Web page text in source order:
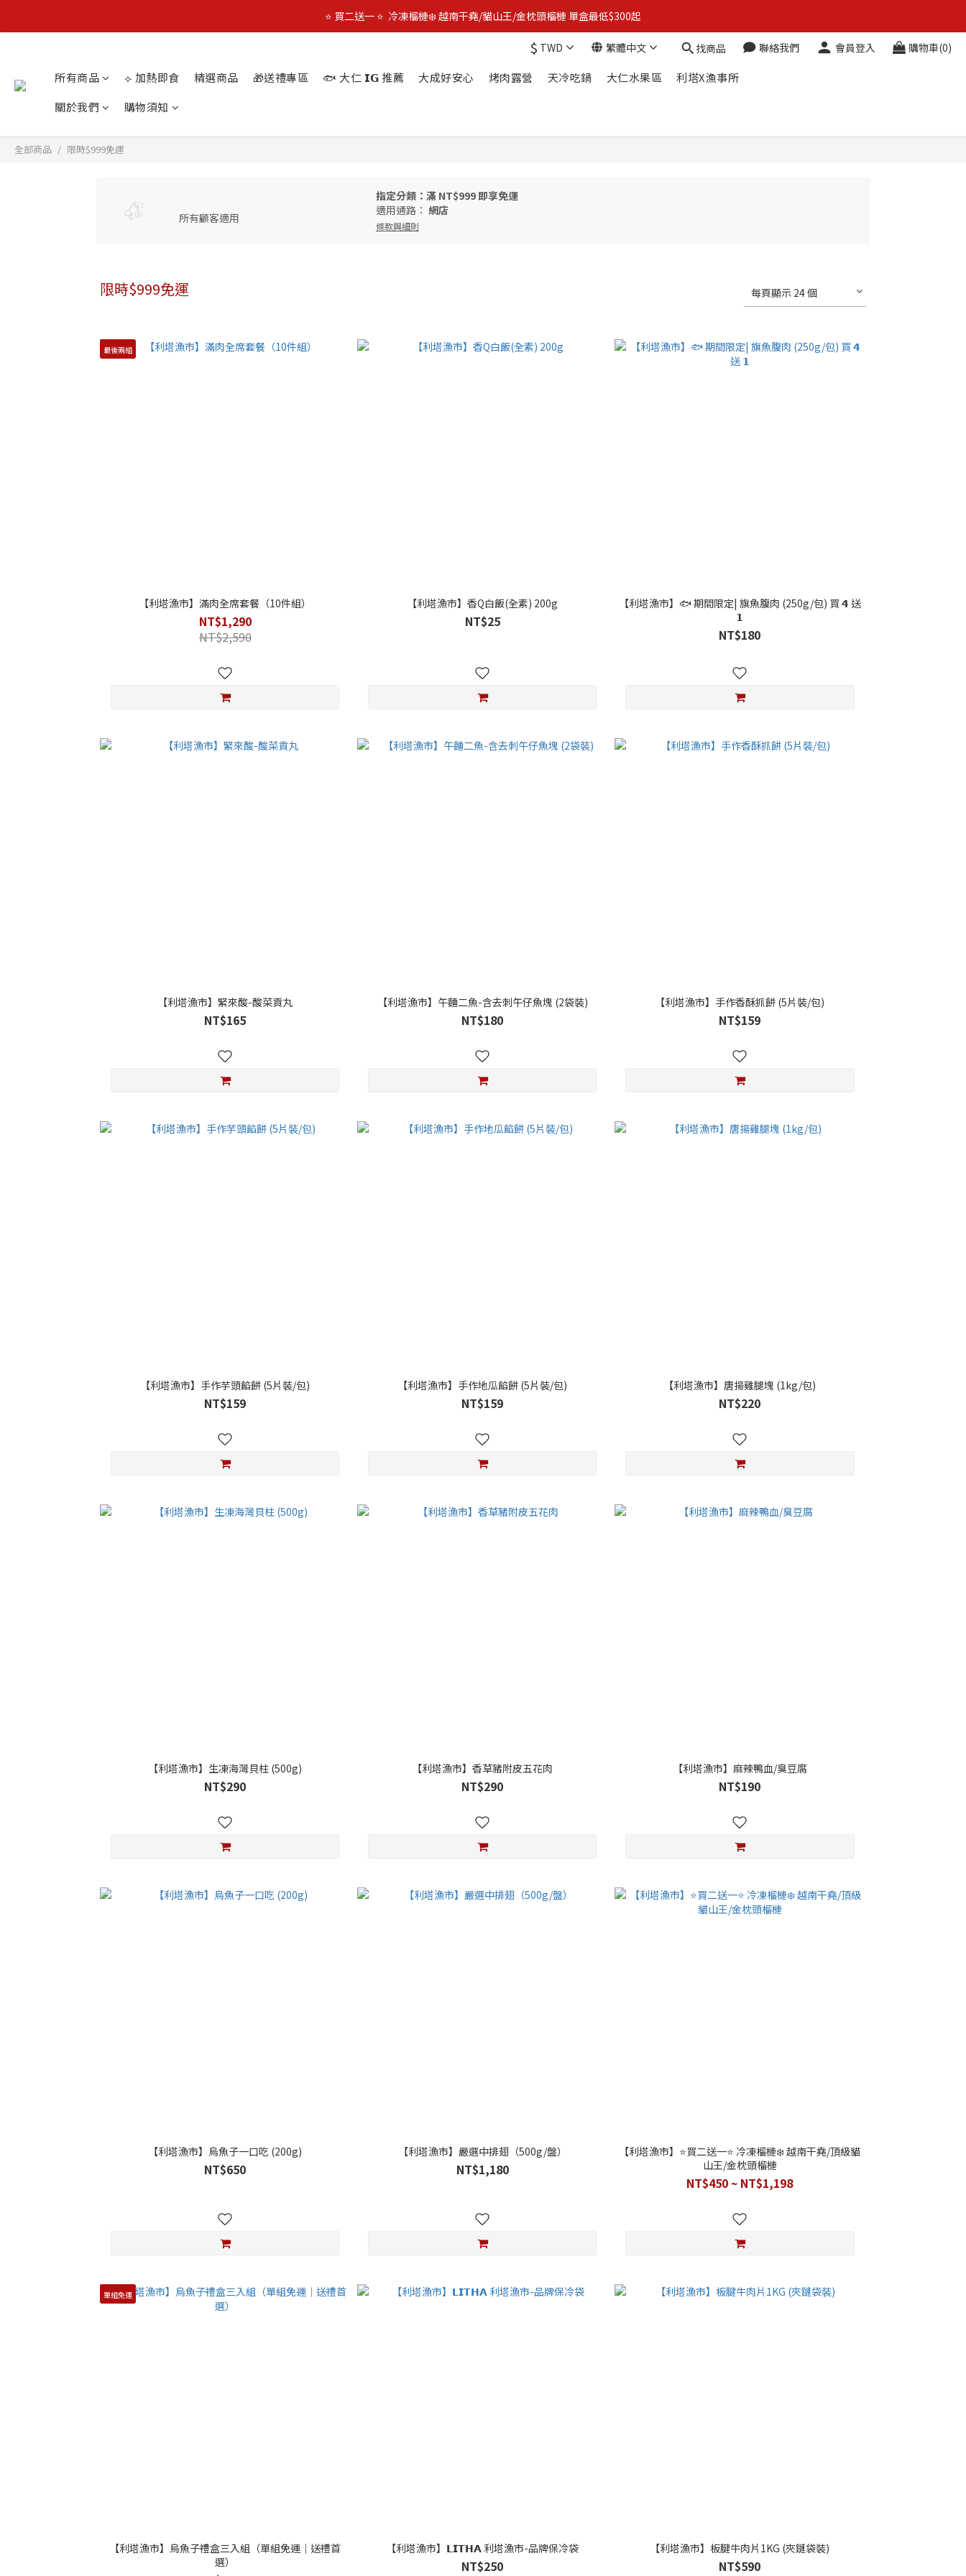
🚛 官網限時$𝟵𝟵𝟵免運 | 🔥 父親節加碼優惠 🔥 日本全殼生蠔2L 買3包優惠價$1080 (免運費)
⭐️ 買二送一 ⭐️  冷凍榴槤❄️ 越南干堯/貓山王/金枕頭榴槤 單盒最低$300起
🔥 父親節優惠殺 🔥 挪威鮭魚片4包$888
🚛 官網限時$𝟵𝟵𝟵免運 | 🔥 父親節加碼優惠 🔥 日本全殼生蠔2L 買3包優惠價$1080 (免運費)
$ TWD 繁體中文 找商品 聯絡我們 會員登入 購物車(0)
所有商品 ⟣ 加熱即食 精選商品 🎁送禮專區 🐟 大仁 𝗜𝗚 推薦 大成好安心 烤肉露營 天冷吃鍋 大仁水果區
利塔X漁事所
關於我們
購物須知
全部商品 限時$999免運
所有顧客適用
指定分類：滿 NT$999 即享免運
適用通路： 網店
條款與細則
限時$999免運 每頁顯示 24 個
最後兩組
【利塔漁市】滿肉全席套餐（10件組）
NT$1,290
NT$2,590
【利塔漁市】香Q白飯(全素) 200g
NT$25
【利塔漁市】🐟 期間限定| 旗魚腹肉 (250g/包) 買 𝟰 送
𝟭
NT$180
【利塔漁市】緊來酸-酸菜貢丸
NT$165
【利塔漁市】午麵二魚-含去刺午仔魚塊 (2袋裝)
NT$180
【利塔漁市】手作香酥抓餅 (5片裝/包)
NT$159
【利塔漁市】手作芋頭餡餅 (5片裝/包)
NT$159
【利塔漁市】手作地瓜餡餅 (5片裝/包)
NT$159
【利塔漁市】唐揚雞腿塊 (1kg/包)
NT$220
【利塔漁市】生凍海灣貝柱 (500g)
NT$290
【利塔漁市】香草豬附皮五花肉
NT$290
【利塔漁市】麻辣鴨血/臭豆腐
NT$190
【利塔漁市】烏魚子一口吃 (200g)
NT$650
【利塔漁市】嚴選中排翅（500g/盤）
NT$1,180
【利塔漁市】⭐️買二送一⭐️ 冷凍榴槤❄️ 越南干堯/頂級貓
山王/金枕頭榴槤
NT$450 ~ NT$1,198
單組免運
【利塔漁市】烏魚子禮盒三入組（單組免運｜送禮首
選）
【利塔漁市】𝗟𝗜𝗧𝗛𝗔 利塔漁市-品牌保冷袋
NT$250
【利塔漁市】板腱牛肉片1KG (夾鏈袋裝)
NT$590